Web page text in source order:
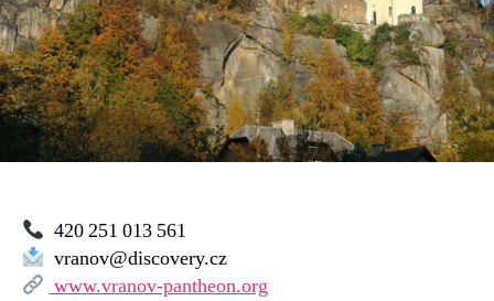
420 251 013 561
vranov@discovery.cz
www.vranov-pantheon.org